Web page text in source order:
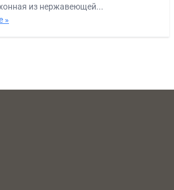
из нержавеющей...
»